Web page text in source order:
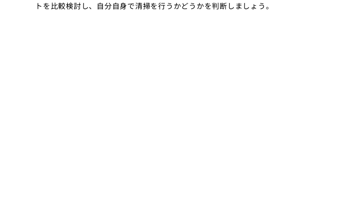
トを比較検討し、自分自身で清掃を行うかどうかを判断しましょう。